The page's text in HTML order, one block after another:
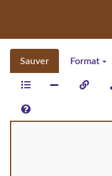
Sauver Format